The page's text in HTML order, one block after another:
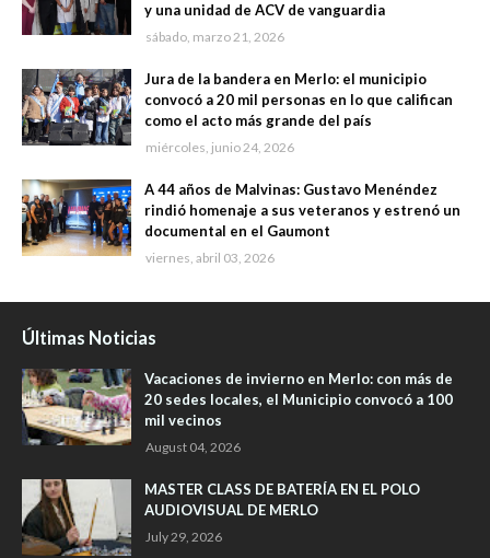
y una unidad de ACV de vanguardia
sábado, marzo 21, 2026
Jura de la bandera en Merlo: el municipio
convocó a 20 mil personas en lo que califican
como el acto más grande del país
miércoles, junio 24, 2026
A 44 años de Malvinas: Gustavo Menéndez
rindió homenaje a sus veteranos y estrenó un
documental en el Gaumont
viernes, abril 03, 2026
Últimas Noticias
Vacaciones de invierno en Merlo: con más de
20 sedes locales, el Municipio convocó a 100
mil vecinos
August 04, 2026
MASTER CLASS DE BATERÍA EN EL POLO
AUDIOVISUAL DE MERLO
July 29, 2026